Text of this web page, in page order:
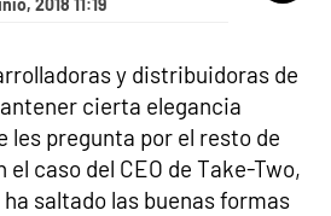
2018 11:19
y distribuidoras de
cierta elegancia
les pregunta por el resto de
el caso del CEO de Take-Two,
saltado las buenas formas